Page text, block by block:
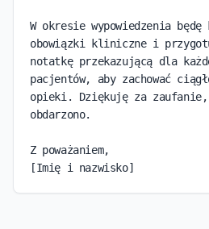
W okresie wypowiedzenia będę
obowiązki kliniczne i
notatkę przekazującą dla
pacjentów, aby zachować
opieki. Dziękuję za zaufanie,
obdarzono.
Z poważaniem,
[Imię i nazwisko]